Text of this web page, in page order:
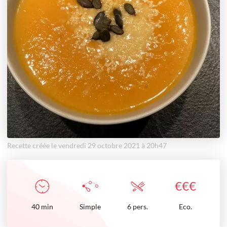
Recette créée le vendredi 29 octobre 2021 à 20h47
€€€
40 min Simple 6 pers. Eco.